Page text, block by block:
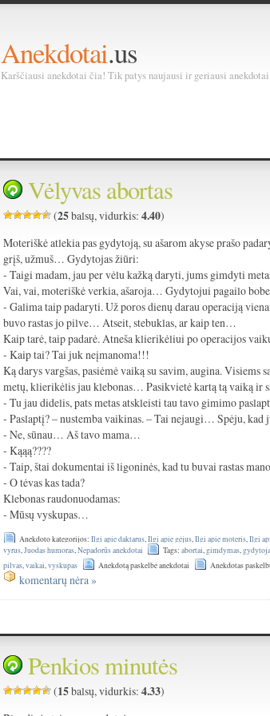
Anekdotai.us
Karščiausi anekdotai čia! Tik patys naujausi ir geriausi
Vėlyvas abortas
(25balsų, vidurkis:4.40)
Moteriškė atlekia pas gydytoją, su ašarom akyse prašo
grįš, užmuš… Gydytojas žiūri:
- Taigi madam, jau per vėlu kažką daryti, jums gimdyti
Vai, vai, moteriškė verkia, ašaroja… Gydytojui pagailo
- Galima taip padaryti. Už poros dienų darau operaciją
buvo rastas jo pilve… Atseit, stebuklas, ar kaip ten…
Kaip tarė, taip padarė. Atneša klierikėliui po operacijos
- Kaip tai? Tai juk neįmanoma!!!
Ką darys vargšas, pasiėmė vaiką su savim, augina. Visiems
metų, klierikėlis jau klebonas… Pasikvietė kartą tą vaiką ir
- Tu jau didelis, pats metas atskleisti tau tavo gimimo
- Paslaptį? – nustemba vaikinas. – Tai nejaugi… Spėju, kad
- Ne, sūnau… Aš tavo mama…
- Kąąą????
- Taip, štai dokumentai iš ligoninės, kad tu buvai rastas
- O tėvas kas tada?
Klebonas raudonuodamas:
- Mūsų vyskupas…
Anekdoto kategorijos:Ilgi apie daktarus,Ilgi apie gėjus,Ilgi apie moteris,Ilgi
vyrus,Juodas humoras,Nepadorūs anekdotai Tags:abortai,gimdymas,
pilvas,vaikai,vyskupas Anekdotą paskelbė anekdotai Anekdotas
komentarų nėra »
Penkios minutės
(15balsų, vidurkis:4.33)